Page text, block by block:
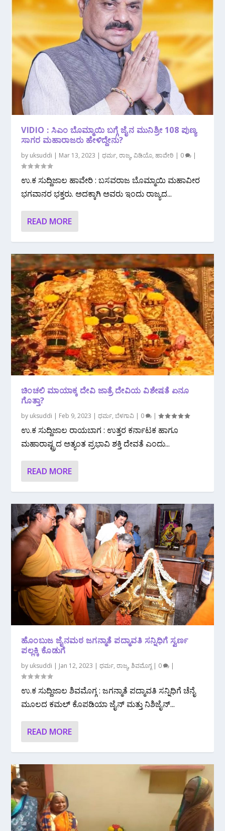
VIDIO : ಸಿಎಂ ಬೊಮ್ಮಾಯಿ‌ ಬಗ್ಗೆ ಜೈನ ಮುನಿಶ್ರೀ 108 ಪುಣ್ಯ
ಸಾಗರ ಮಹಾರಾಜರು ಹೇಳಿದ್ದೇನು?
by uksuddi | Mar 13, 2023 |ಧರ್ಮ,ರಾಜ್ಯ,ವಿಡಿಯೊ,ಹಾವೇರಿ | 0 |
ಉ‌.ಕ ಸುದ್ದಿಜಾಲ ಹಾವೇರಿ : ಬಸವರಾಜ ಬೊಮ್ಮಾಯಿ ಮಹಾವೀರ
ಭಗವಾನರ ಭಕ್ತರು. ಅದಕ್ಕಾಗಿ ಅವರು ಇಂದು ರಾಜ್ಯದ...
READ MORE
ಚಿಂಚಲಿ ಮಾಯಾಕ್ಕ ದೇವಿ ಜಾತ್ರೆ ದೇವಿಯ ವಿಶೇಷತೆ ಏನೂ
ಗೊತ್ತಾ?
by uksuddi | Feb 9, 2023 |ಧರ್ಮ,ಬೆಳಗಾವಿ | 0 |
ಉ.ಕ ಸುದ್ದಿಜಾಲ ರಾಯಬಾಗ : ಉತ್ತರ ಕರ್ನಾಟಕ ಹಾಗೂ
ಮಹಾರಾಷ್ಟ್ರದ ಅತ್ಯಂತ ಪ್ರಭಾವಿ ಶಕ್ತಿ ದೇವತೆ ಎಂದು...
READ MORE
ಹೊಂಬುಜ ಜೈನಮಠ ಜಗನ್ಮಾತೆ ಪದ್ಮಾವತಿ ಸನ್ನಿಧಿಗೆ ಸ್ವರ್ಣ
ಪಲ್ಲಕ್ಕಿ ಕೊಡುಗೆ
by uksuddi | Jan 12, 2023 |ಧರ್ಮ,ರಾಜ್ಯ,ಶಿವಮೊಗ್ಗ | 0 |
ಉ.ಕ ಸುದ್ದಿಜಾಲ ಶಿವಮೊಗ್ಗ : ಜಗನ್ಮಾತೆ ಪದ್ಮಾವತಿ ಸನ್ನಿಧಿಗೆ ಚೆನೈ
ಮೂಲದ ಕಮಲ್ ಕೊಪಡಿಯಾ ಜೈನ್ ಮತ್ತು ನಿಶಿಜೈನ್...
READ MORE